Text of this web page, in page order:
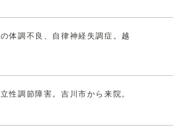
体調不良、自律神経失調症。越
性調節障害。吉川市から来院。